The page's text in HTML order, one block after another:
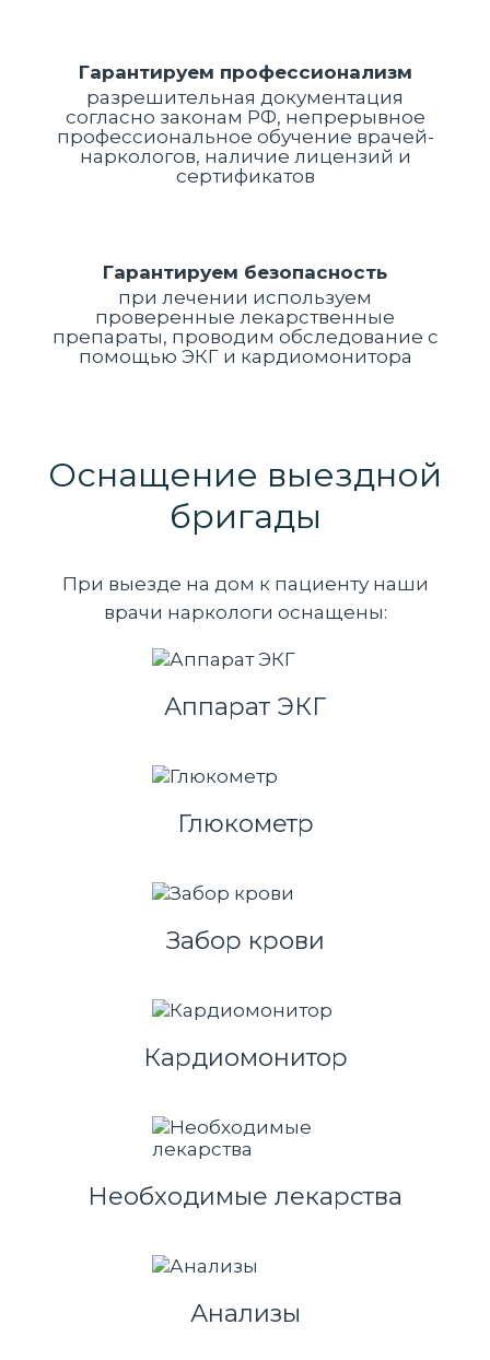
Гарантируем профессионализм
разрешительная документация
согласно законам РФ, непрерывное
профессиональное обучение врачей-
наркологов, наличие лицензий и
сертификатов
Гарантируем безопасность
при лечении используем
проверенные лекарственные
препараты, проводим обследование с
помощью ЭКГ и кардиомонитора
Оснащение выездной
бригады
При выезде на дом к пациенту наши
врачи наркологи оснащены:
Аппарат ЭКГ
Глюкометр
Забор крови
Кардиомонитор
Необходимые лекарства
Анализы